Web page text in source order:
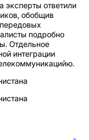
эксперты ответили
обобщив
подробно
Отдельное
интеграции